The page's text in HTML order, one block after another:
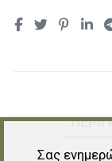
Σας